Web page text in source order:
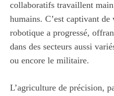
collaboratifs travaillent
humains. C’est captivant
robotique a progressé,
dans des secteurs aussi
ou encore le militaire.
L’agriculture de précision,